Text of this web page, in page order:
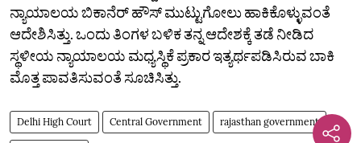
ನ್ಯಾಯಾಲಯ ಬಿಕಾನೆರ್ ಹೌಸ್ ಮುಟ್ಟುಗೋಲು ಹಾಕಿಕೊಳ್ಳುವಂತೆ
ಆದೇಶಿಸಿತ್ತು. ಒಂದು ತಿಂಗಳ ಬಳಿಕ ತನ್ನ ಆದೇಶಕ್ಕೆ ತಡೆ ನೀಡಿದ
ಸ್ಥಳೀಯ ನ್ಯಾಯಾಲಯ ಮಧ್ಯಸ್ಥಿಕೆ ಪ್ರಕಾರ ಇತ್ಯರ್ಥಪಡಿಸಿರುವ ಬಾಕಿ
ಮೊತ್ತ ಪಾವತಿಸುವಂತೆ ಸೂಚಿಸಿತ್ತು.
Delhi High Court Central Government rajasthan government